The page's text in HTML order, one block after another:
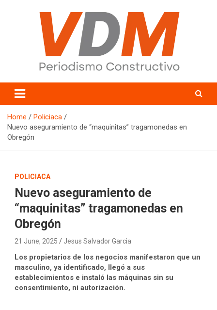
valledelmayo.com
Home
Policiaca
Nuevo aseguramiento de “maquinitas” tragamonedas en
Obregón
POLICIACA
Nuevo aseguramiento de
“maquinitas” tragamonedas en
Obregón
21 June, 2025 Jesus Salvador Garcia
Los propietarios de los negocios manifestaron que un
masculino, ya identificado, llegó a sus
establecimientos e instaló las máquinas sin su
consentimiento, ni autorización.